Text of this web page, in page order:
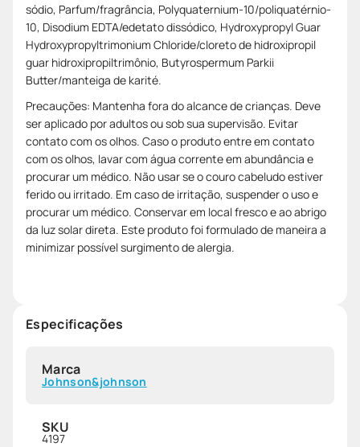
sódio, Parfum/fragrância, Polyquaternium-10/poliquatérnio-
10, Disodium EDTA/edetato dissódico, Hydroxypropyl Guar
Hydroxypropyltrimonium Chloride/cloreto de hidroxipropil
guar hidroxipropiltrimônio, Butyrospermum Parkii
Butter/manteiga de karité.
Precauções: Mantenha fora do alcance de crianças. Deve
ser aplicado por adultos ou sob sua supervisão. Evitar
contato com os olhos. Caso o produto entre em contato
com os olhos, lavar com água corrente em abundância e
procurar um médico. Não usar se o couro cabeludo estiver
ferido ou irritado. Em caso de irritação, suspender o uso e
procurar um médico. Conservar em local fresco e ao abrigo
da luz solar direta. Este produto foi formulado de maneira a
minimizar possível surgimento de alergia.
Especificações
Marca
Johnson&johnson
SKU
4197